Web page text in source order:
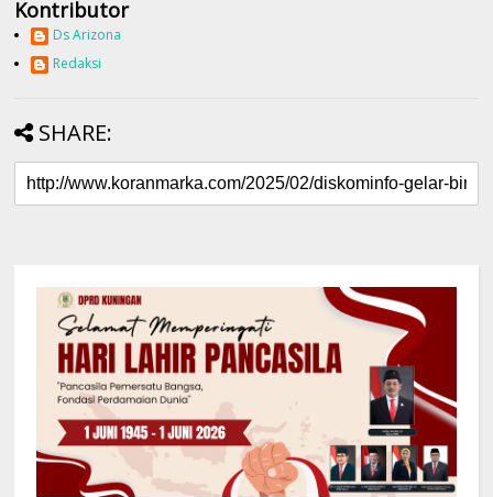
Kontributor
Ds Arizona
Redaksi
SHARE: